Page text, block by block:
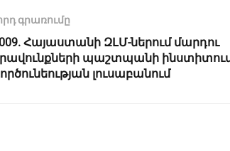
գրառումը
Հայաստանի ԶԼՄ-ներում մարդու
պաշտպանի
լուսաբանում